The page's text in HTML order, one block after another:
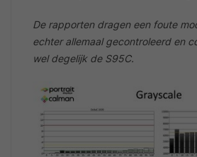
De rapporten dragen een foute
echter allemaal gecontroleerd en
wel degelijk de S95C.